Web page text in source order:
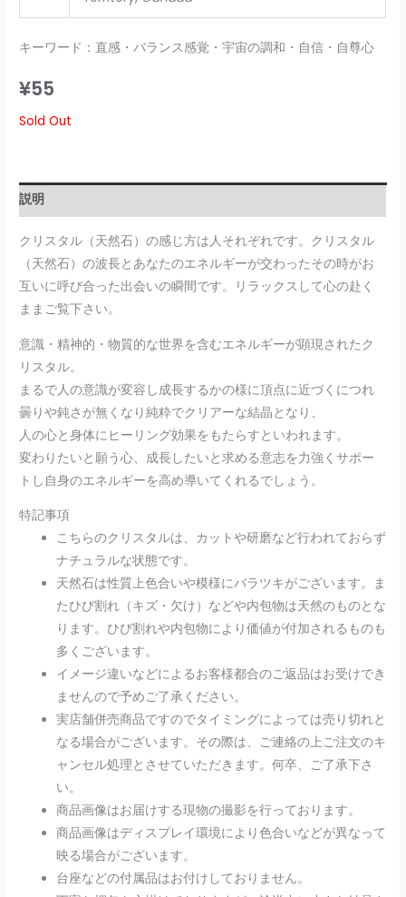
キーワード：直感・バランス感覚・宇宙の調和・自信・自尊心
¥55
Sold Out
説明
クリスタル（天然石）の感じ方は人それぞれです。クリスタル
（天然石）の波長とあなたのエネルギーが交わったその時がお
互いに呼び合った出会いの瞬間です。リラックスして心の赴く
ままご覧下さい。
意識・精神的・物質的な世界を含むエネルギーが顕現されたク
リスタル。
まるで人の意識が変容し成長するかの様に頂点に近づくにつれ
曇りや鈍さが無くなり純粋でクリアーな結晶となり、
人の心と身体にヒーリング効果をもたらすといわれます。
変わりたいと願う心、成長したいと求める意志を力強くサポー
トし自身のエネルギーを高め導いてくれるでしょう。
特記事項
こちらのクリスタルは、カットや研磨など行われておらず
ナチュラルな状態です。
天然石は性質上色合いや模様にバラツキがございます。ま
たひび割れ（キズ・欠け）などや内包物は天然のものとな
ります。ひび割れや内包物により価値が付加されるものも
多くございます。
イメージ違いなどによるお客様都合のご返品はお受けでき
ませんので予めご了承ください。
実店舗併売商品ですのでタイミングによっては売り切れと
なる場合がございます。その際は、ご連絡の上ご注文のキ
ャンセル処理とさせていただきます。何卒、ご了承下さ
い。
商品画像はお届けする現物の撮影を行っております。
商品画像はディスプレイ環境により色合いなどが異なって
映る場合がございます。
台座などの付属品はお付けしておりません。